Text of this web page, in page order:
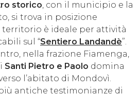
storico, con il municipio e la
si trova in posizione
territorio è ideale per attività
sul “Sentiero Landandè”.
nella frazione Fiamenga,
Santi Pietro e Paolo domina
l’abitato di Mondovì.
antiche testimonianze di